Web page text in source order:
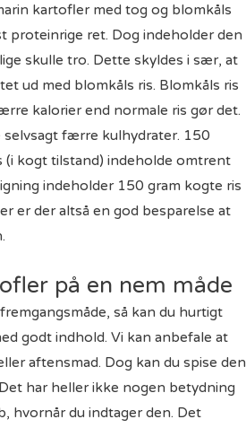
kartofler med tog og blomkåls
proteinrige ret. Dog indeholder den
skulle tro. Dette skyldes i sær, at
ud med blomkåls ris. Blomkåls ris
kalorier end normale ris gør det.
selvsagt færre kulhydrater. 150
(i kogt tilstand) indeholde omtrent
indeholder 150 gram kogte ris
er der altså en god besparelse at
på en nem måde
så kan du hurtigt
godt indhold. Vi kan anbefale at
aftensmad. Dog kan du spise den
har heller ikke nogen betydning
hvornår du indtager den. Det